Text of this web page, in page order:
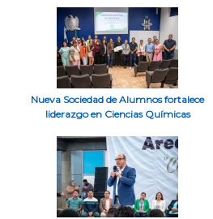
Nueva Sociedad de Alumnos fortalece
liderazgo en Ciencias Químicas